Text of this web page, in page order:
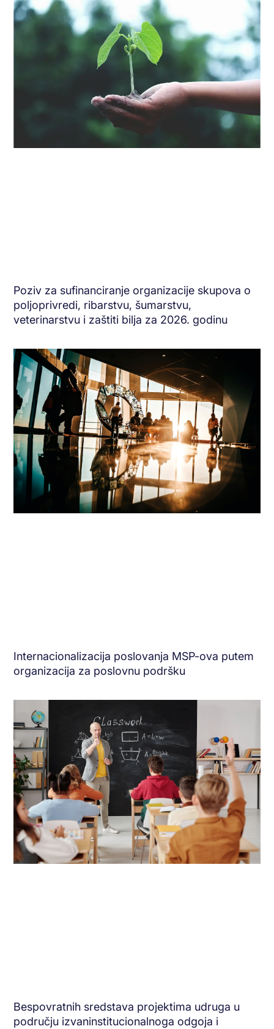
Poziv za sufinanciranje organizacije skupova o
poljoprivredi, ribarstvu, šumarstvu,
veterinarstvu i zaštiti bilja za 2026. godinu
Internacionalizacija poslovanja MSP-ova putem
organizacija za poslovnu podršku
Bespovratnih sredstava projektima udruga u
području izvaninstitucionalnoga odgoja i